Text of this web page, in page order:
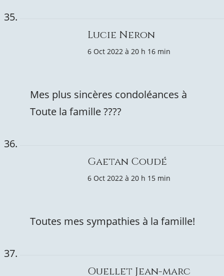
Lucie Neron
6 Oct 2022 à 20 h 16 min
Mes plus sincères condoléances à
Toute la famille ????
Gaetan Coudé
6 Oct 2022 à 20 h 15 min
Toutes mes sympathies à la famille!
Ouellet Jean-marc